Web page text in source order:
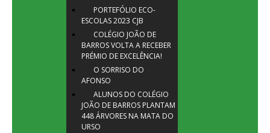
PORTEFÓLIO ECO-
ESCOLAS 2023 CJB
COLÉGIO JOÃO DE
BARROS VOLTA A RECEBER
PRÉMIO DE EXCELÊNCIA!
O SORRISO DO
AFONSO
ALUNOS DO COLÉGIO
JOÃO DE BARROS PLANTAM
448 ÁRVORES NA MATA DO
URSO